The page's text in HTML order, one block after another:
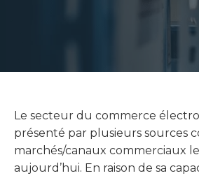
Le secteur du commerce
présenté par plusieurs sources
marchés/canaux commerciaux
aujourd’hui. En raison de sa